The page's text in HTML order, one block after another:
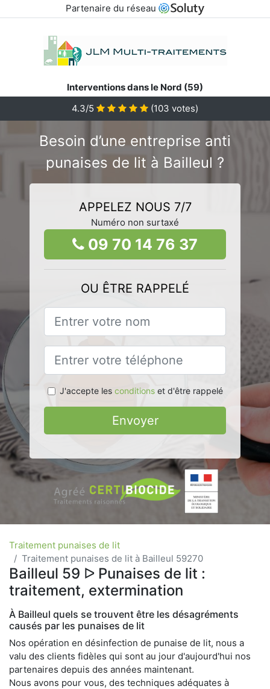
Partenaire du réseau
Interventions dans le Nord (59)
4.3/5
(103 votes)
Besoin d’une entreprise anti
punaises de lit à Bailleul ?
APPELEZ NOUS 7/7
Numéro non surtaxé
09 70 14 76 37
OU ÊTRE RAPPELÉ
J'accepte les conditionset d'être rappelé
Envoyer
Traitement punaises de lit
Traitement punaises de lit à Bailleul 59270
Bailleul 59 ᐅ Punaises de lit :
traitement, extermination
À Bailleul quels se trouvent être les désagréments
causés par les punaises de lit
Nos opération en désinfection de punaise de lit, nous a
valu des clients fidèles qui sont au jour d'aujourd'hui nos
partenaires depuis des années maintenant.
Nous avons pour vous, des techniques adéquates à